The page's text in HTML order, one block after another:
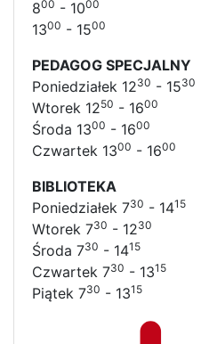
800 - 1000
1300 - 1500
PEDAGOG SPECJALNY
Poniedziałek 1230 - 1530
Wtorek 1250 - 1600
Środa 1300 - 1600
Czwartek 1300 - 1600
BIBLIOTEKA
Poniedziałek 730 - 1415
Wtorek 730 - 1230
Środa 730 - 1415
Czwartek 730 - 1315
Piątek 730 - 1315